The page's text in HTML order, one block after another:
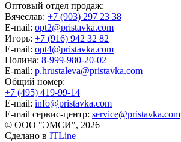
Оптовый отдел продаж:
Вячеслав: +7 (903) 297 23 38
E-mail: opt2@pristavka.com
Игорь: +7 (916) 942 32 82
E-mail: opt4@pristavka.com
Полина: 8-999-980-20-02
E-mail: p.hrustaleva@pristavka.com
Общий номер:
+7 (495) 419-99-14
E-mail: info@pristavka.com
E-mail сервис-центр: service@pristavka.com
© ООО "ЭМСИ", 2026
Сделано в ITLine